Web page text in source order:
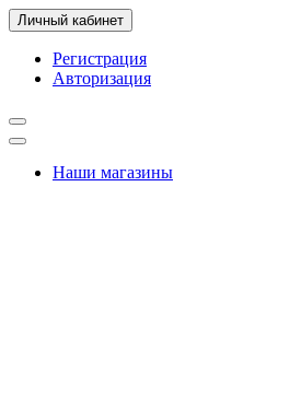
Личный кабинет
Регистрация
Авторизация
Наши магазины